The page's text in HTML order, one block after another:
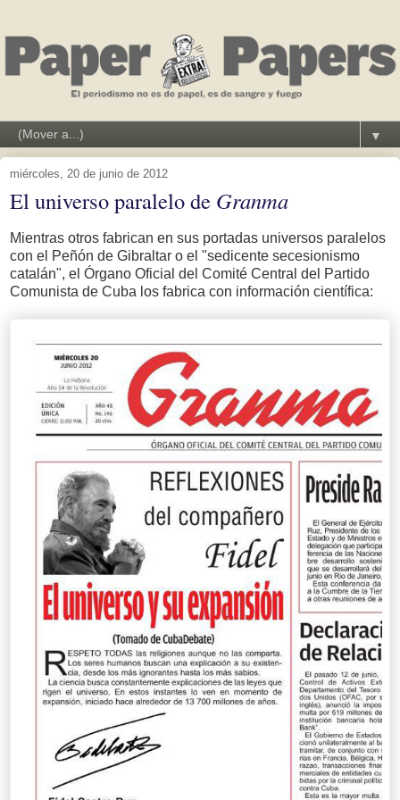
▼
miércoles, 20 de junio de 2012
El universo paralelo de Granma
Mientras otros fabrican en sus portadas universos paralelos
con el Peñón de Gibraltar o el "sedicente secesionismo
catalán", el Órgano Oficial del Comité Central del Partido
Comunista de Cuba los fabrica con información científica: